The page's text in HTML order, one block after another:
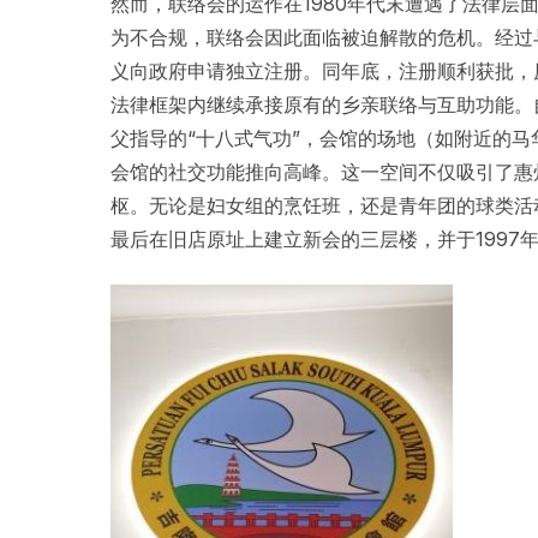
为不合规，联络会因此面临被迫解散的危机。经
义向政府申请独立注册。同年底，注册顺利获批
法律框架内继续承接原有的乡亲联络与互助功能
父指导的“十八式气功”，会馆的场地（如附近的
会馆的社交功能推向高峰。这一空间不仅吸引了
枢。无论是妇女组的烹饪班，还是青年团的球类
最后在旧店原址上建立新会的三层楼，并于1997